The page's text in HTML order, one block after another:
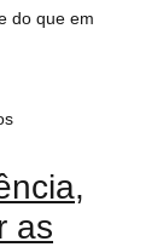
do que em
as